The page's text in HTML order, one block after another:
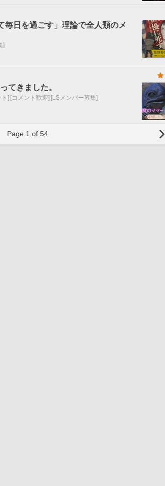
毎日を過ごす」理論で全人類のメ
]
てきました。
] [コメント歓迎] [LSメンバー募集]
Page 1 of 54